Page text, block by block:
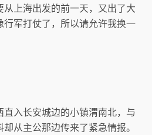
上海出发的前一天，又出了大
军打仗了，所以请允许我换一
入长安城边的小镇渭南北，与
从主公那边传来了紧急情报。